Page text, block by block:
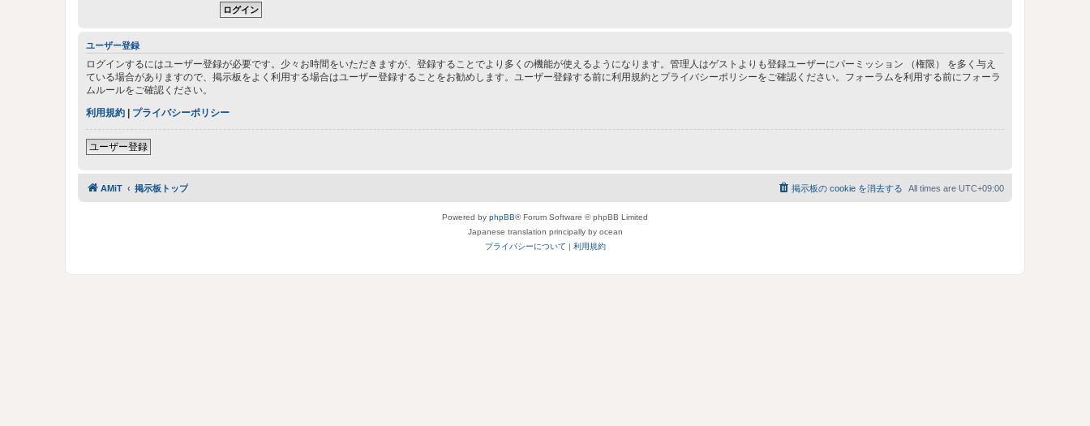
ユーザー登録
ログインするにはユーザー登録が必要です。少々お時間をいただきますが、登録することでより多くの機能が使えるようになります。管理人はゲストよりも登録ユーザーにパーミッション （権限） を多く与え
ている場合がありますので、掲示板をよく利用する場合はユーザー登録することをお勧めします。ユーザー登録する前に利用規約とプライバシーポリシーをご確認ください。フォーラムを利用する前にフォーラ
ムルールをご確認ください。
利用規約
プライバシーポリシー
ユーザー登録
AMiT 掲示板トップ All times are UTC+09:00
掲示板の cookie を消去する
Powered by phpBB® Forum Software © phpBB Limited
Japanese translation principally by ocean
プライバシーについて | 利用規約